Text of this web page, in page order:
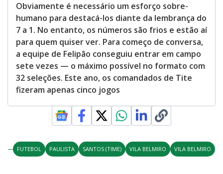
Obviamente é necessário um esforço sobre-
humano para destacá-los diante da lembrança do
7 a 1. No entanto, os números são frios e estão aí
para quem quiser ver. Para começo de conversa,
a equipe de Felipão conseguiu entrar em campo
sete vezes — o máximo possível no formato com
32 seleções. Este ano, os comandados de Tite
fizeram apenas cinco jogos
FUTEBOL PAULISTA SANTOS (TIME) VILA BELMIRO VILA BELMIRO